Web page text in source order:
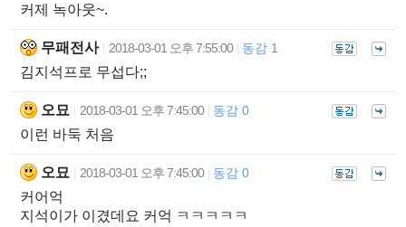
커제 녹아웃~.
무패전사 2018-03-01 오후 7:55:00 동감 1
김지석프로 무섭다;;
오묘 2018-03-01 오후 7:45:00 동감 0
이런 바둑 처음
오묘 2018-03-01 오후 7:45:00 동감 0
커어억
지석이가 이겼데요 커억 ㅋㅋㅋㅋㅋ